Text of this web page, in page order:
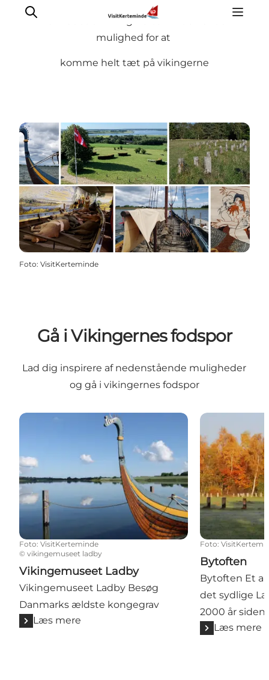
Aktiviteter
Spis godt
Sov godt
Planlæg din ferie
Det sker
Sommerbus
I området omkring Kerteminde har du
mulighed for at
komme helt tæt på vikingerne
Foto: VisitKerteminde
Gå i Vikingernes fodspor
Lad dig inspirere af nedenstående muligheder
og gå i vikingernes fodspor
Vikingemuseet Ladby
Foto: VisitKerteminde
© vikingemuseet ladby
Vikingemuseet Ladby
Vikingemuseet Ladby Besøg
Danmarks ældste kongegrav
Læs mere
Bytoften
Foto:
Bytoften
Bytoften Et
det sydlige
2000 år siden
Læs mere